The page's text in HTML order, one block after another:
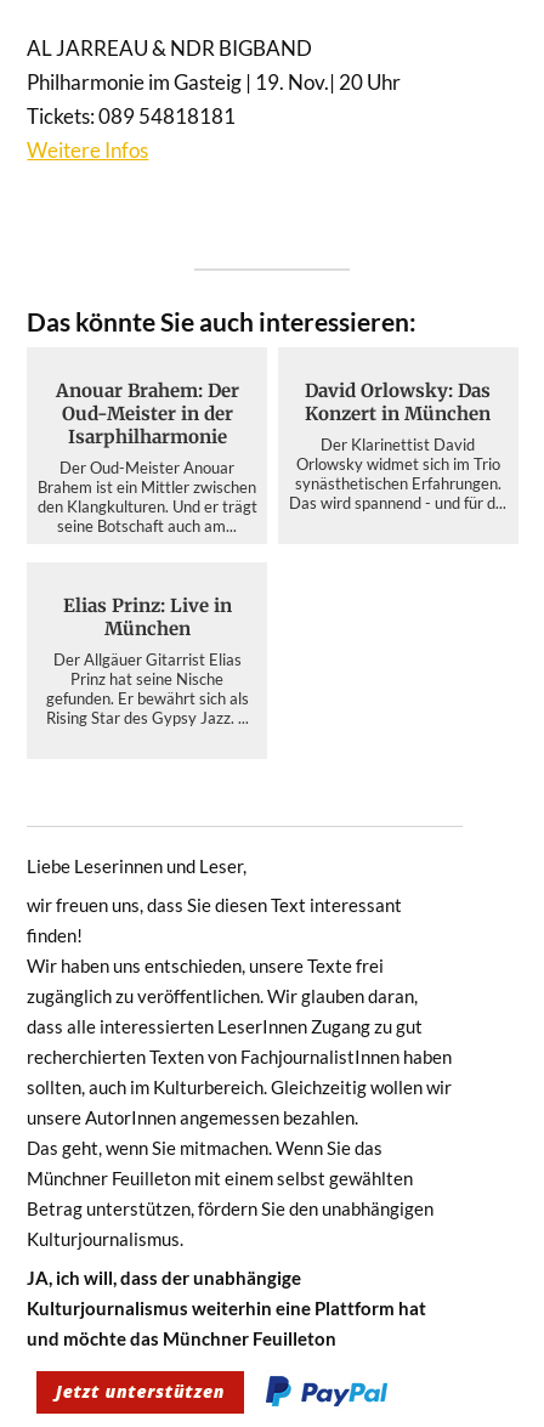
AL JARREAU & NDR BIGBAND
Philharmonie im Gasteig | 19. Nov.| 20 Uhr
Tickets: 089 54818181
Weitere Infos
Das könnte Sie auch interessieren:
Anouar Brahem: Der
Oud-Meister in der
Isarphilharmonie
Der Oud-Meister Anouar
Brahem ist ein Mittler zwischen
den Klangkulturen. Und er trägt
seine Botschaft auch am...
David Orlowsky: Das
Konzert in München
Der Klarinettist David
Orlowsky widmet sich im Trio
synästhetischen Erfahrungen.
Das wird spannend - und für d...
Elias Prinz: Live in
München
Der Allgäuer Gitarrist Elias
Prinz hat seine Nische
gefunden. Er bewährt sich als
Rising Star des Gypsy Jazz. ...
Liebe Leserinnen und Leser,
wir freuen uns, dass Sie diesen Text interessant
finden!
Wir haben uns entschieden, unsere Texte frei
zugänglich zu veröffentlichen. Wir glauben daran,
dass alle interessierten LeserInnen Zugang zu gut
recherchierten Texten von FachjournalistInnen haben
sollten, auch im Kulturbereich. Gleichzeitig wollen wir
unsere AutorInnen angemessen bezahlen.
Das geht, wenn Sie mitmachen. Wenn Sie das
Münchner Feuilleton mit einem selbst gewählten
Betrag unterstützen, fördern Sie den unabhängigen
Kulturjournalismus.
JA, ich will, dass der unabhängige
Kulturjournalismus weiterhin eine Plattform hat
und möchte das Münchner Feuilleton